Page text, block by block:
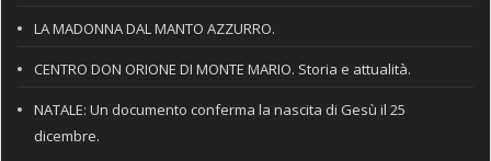
LA MADONNA DAL MANTO AZZURRO.
CENTRO DON ORIONE DI MONTE MARIO. Storia e attualità.
NATALE: Un documento conferma la nascita di Gesù il 25
dicembre.